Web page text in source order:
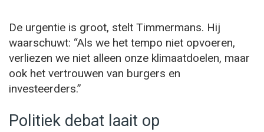
De urgentie is groot, stelt Timmermans. Hij
waarschuwt: “Als we het tempo niet opvoeren,
verliezen we niet alleen onze klimaatdoelen, maar
ook het vertrouwen van burgers en
investeerders.”
Politiek debat laait op